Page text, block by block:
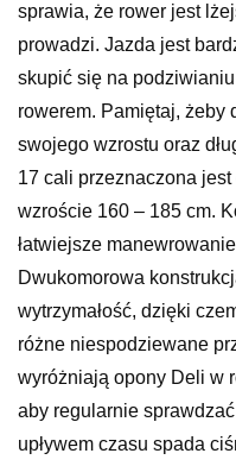
sprawia, że rower jest
prowadzi. Jazda jest
skupić się na
rowerem. Pamiętaj, żeby
swojego wzrostu oraz
17 cali przeznaczona
wzroście 160 – 185 cm.
łatwiejsze
Dwukomorowa
wytrzymałość, dzięki
różne niespodziewane
wyróżniają opony Deli w
aby regularnie
upływem czasu spada